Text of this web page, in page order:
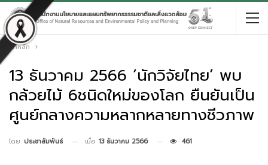
หน้าหลัก
13 ธันวาคม 2566 ‘นักวิจัยไทย’ พบ
กล้วยไม้ 6ชนิดใหม่ของโลก ยืนยันเป็น
ศูนย์กลางความหลากหลายทางชีวภาพ
โดย ประชาสัมพันธ์ เมื่อ 13 ธันวาคม 2566 461